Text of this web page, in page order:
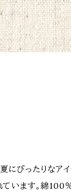
ぴったりなアイ
います。綿100